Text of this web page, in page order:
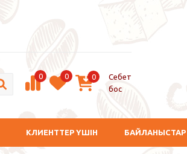
0 0 0
Себет
бос
КЛИЕНТТЕР ҮШІН БАЙЛАНЫСТАР